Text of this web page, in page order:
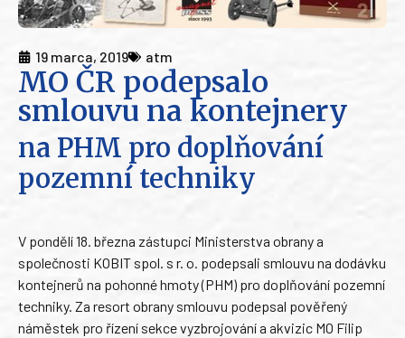
19 marca, 2019 atm
MO ČR podepsalo
smlouvu na kontejnery
na PHM pro doplňování
pozemní techniky
V pondělí 18. března zástupci Ministerstva obrany a
společnosti KOBIT spol. s r. o. podepsali smlouvu na dodávku
kontejnerů na pohonné hmoty (PHM) pro doplňování pozemní
techniky. Za resort obrany smlouvu podepsal pověřený
náměstek pro řízení sekce vyzbrojování a akvizic MO Filip